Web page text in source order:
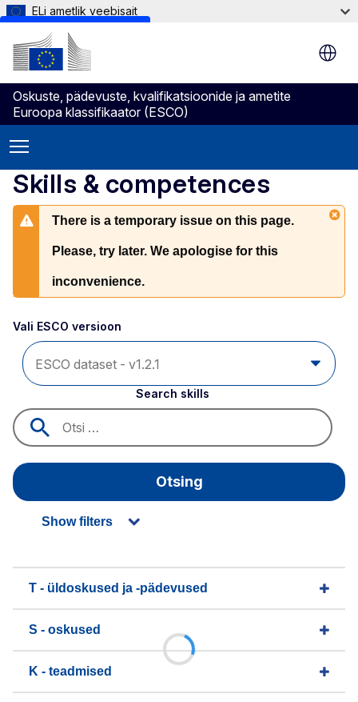
Skip to main content
ELi ametlik veebisait
Oskuste, pädevuste, kvalifikatsioonide ja ametite
Euroopa klassifikaator (ESCO)
Skills & competences
There is a temporary issue on this page.
Please, try later. We apologise for this
inconvenience.
Vali ESCO versioon
Search skills
Otsing
Show filters
T - üldoskused ja -pädevused
S - oskused
K - teadmised